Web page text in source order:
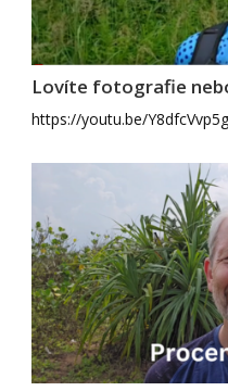
Lovíte fotografie
https://youtu.be/